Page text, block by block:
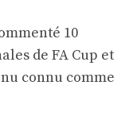
10
de FA Cup et
connu comme